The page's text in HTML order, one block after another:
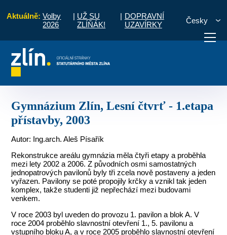
Aktuálně: Volby
2026
| UŽ SU
ZLÍŇÁK!
| DOPRAVNÍ
UZAVÍRKY
Česky
Potřebuji zaplatit
Gymnázium Zlín, Lesní čtvrť - 1.etapa
přístavby, 2003
Autor: Ing.arch. Aleš Písařík
Rekonstrukce areálu gymnázia měla čtyři etapy a proběhla
mezi lety 2002 a 2006. Z původních osmi samostatných
jednopatrových pavilonů byly tři zcela nově postaveny a jeden
vyřazen. Pavilony se poté propojily krčky a vznikl tak jeden
komplex, takže studenti již nepřechází mezi budovami
venkem.
V roce 2003 byl uveden do provozu 1. pavilon a blok A. V
roce 2004 proběhlo slavnostní otevření 1., 5. pavilonu a
vstupního bloku A, a v roce 2005 proběhlo slavnostní otevření